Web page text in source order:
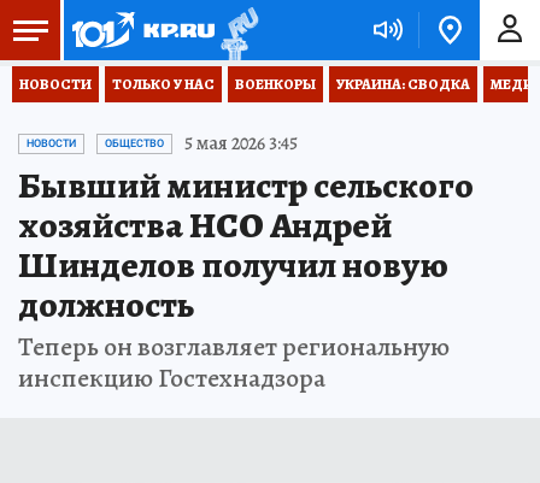
НОВОСТИ ТОЛЬКО У НАС ВОЕНКОРЫ УКРАИНА: СВОДКА
НОВОСТИ ОБЩЕСТВО 5 мая 2026 3:45
Бывший министр сельского
хозяйства НСО Андрей
Шинделов получил новую
должность
Теперь он возглавляет региональную
инспекцию Гостехнадзора